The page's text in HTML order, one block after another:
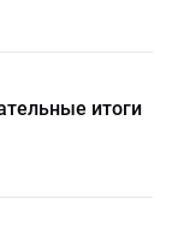
итоги